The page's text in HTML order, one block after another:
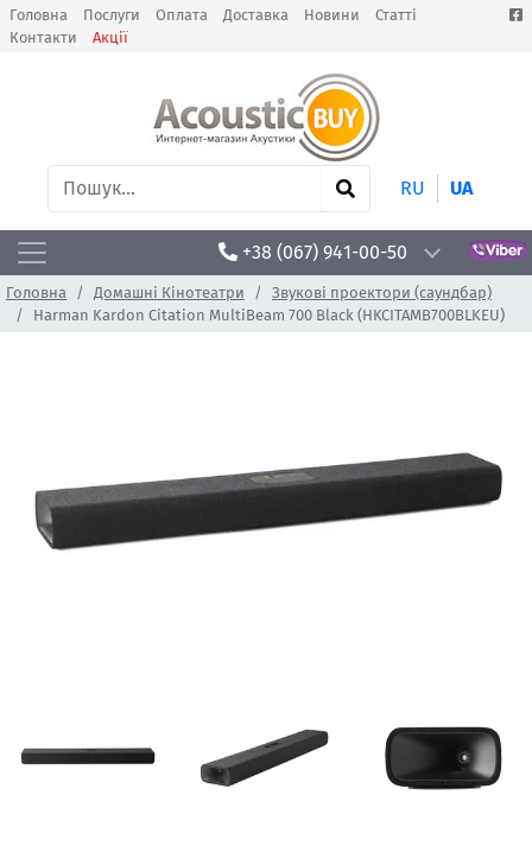
Головна Послуги Оплата Доставка Новини
Статті
Контакти
Акції
RU UA
+38 (067) 941-00-50
Головна Домашні Кінотеатри
Звукові проектори (саундбар)
Harman Kardon Citation MultiBeam 700 Black (HKCITAMB700BLKEU)